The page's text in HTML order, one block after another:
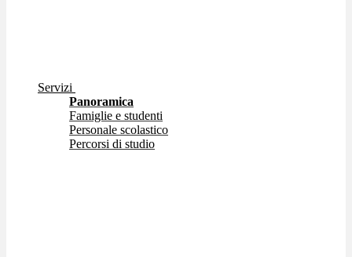
Servizi
Panoramica
Famiglie e studenti
Personale scolastico
Percorsi di studio